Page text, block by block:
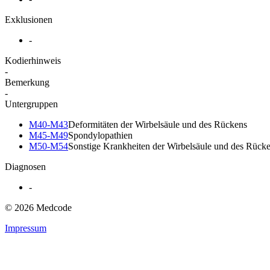
Exklusionen
-
Kodierhinweis
-
Bemerkung
-
Untergruppen
M40-M43Deformitäten der Wirbelsäule und des Rückens
M45-M49Spondylopathien
M50-M54Sonstige Krankheiten der Wirbelsäule und des
Diagnosen
-
© 2026 Medcode
Impressum